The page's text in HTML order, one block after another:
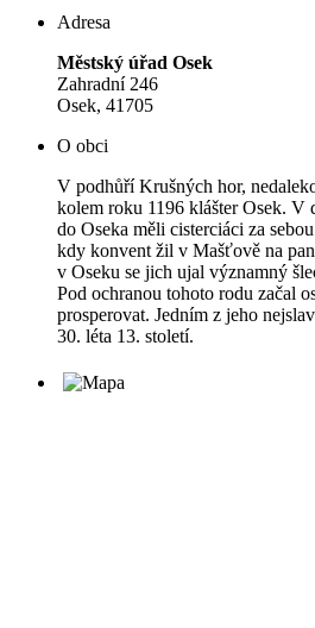
Adresa
Městský úřad Osek
Zahradní 246
Osek, 41705
O obci
V podhůří Krušných hor,
kolem roku 1196 klášter Osek. V
do Oseka měli cisterciáci za
kdy konvent žil v Mašťově na
v Oseku se jich ujal významný
Pod ochranou tohoto rodu začal
prosperovat. Jedním z jeho
30. léta 13. století.